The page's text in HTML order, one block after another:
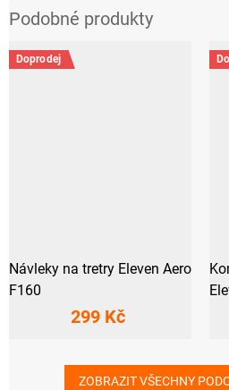
Doprodej
Návleky na tretry Eleven Aero
F160
299 Kč
ZOBRAZIT VŠECHNY